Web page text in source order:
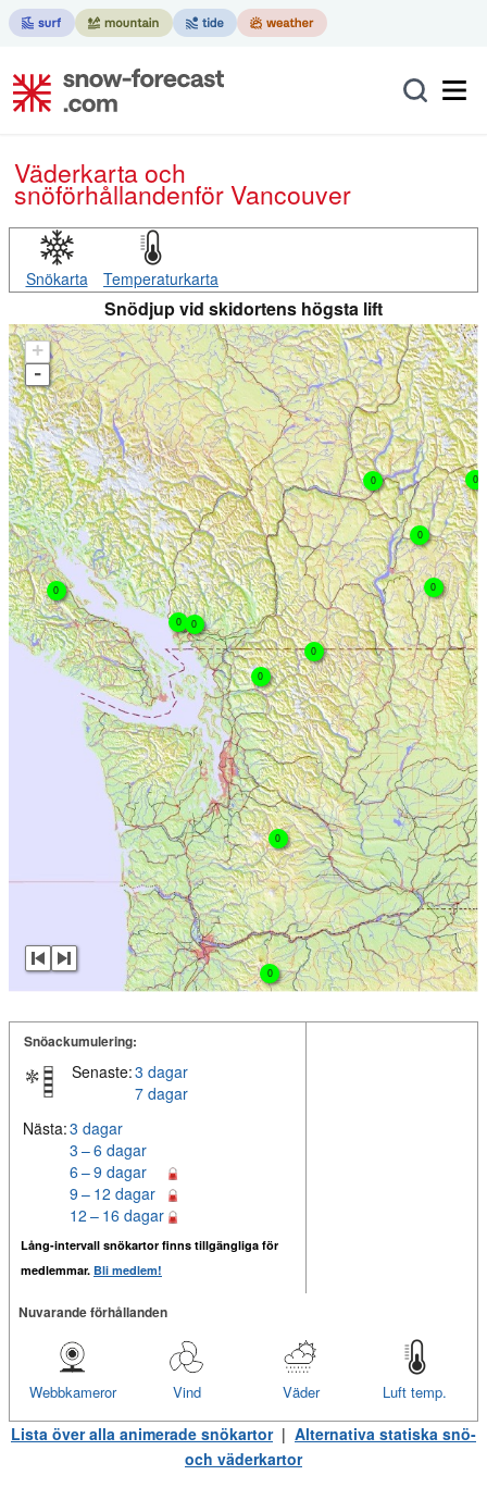
Väderkarta och
snöförhållandenför Vancouver
Snökarta Temperaturkarta
Snödjup vid skidortens högsta lift
+
-
0
0
0
0
0
0
0
0
0
0
0
Snöackumulering:
Senaste:3 dagar
7 dagar
Nästa:3 dagar
3 – 6 dagar
6 – 9 dagar
9 – 12 dagar
12 – 16 dagar
Lång-intervall snökartor finns tillgängliga för
medlemmar. Bli medlem!
Nuvarande förhållanden
Luft temp.
Väder
Vind
Webbkameror
Lista över alla animerade snökartor| Alternativa statiska snö-
och väderkartor